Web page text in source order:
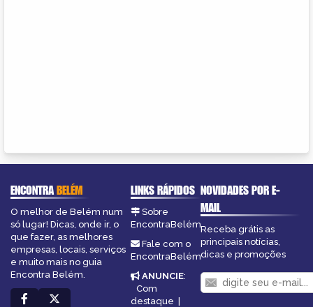
ENCONTRABELÉM
O melhor de Belém num
só lugar! Dicas, onde ir, o
que fazer, as melhores
empresas, locais, serviços
e muito mais no guia
Encontra Belém.
LINKS RÁPIDOS
Sobre
EncontraBelém
Fale com o
EncontraBelém
ANUNCIE:
Com
destaque |
NOVIDADES POR E-
MAIL
Receba grátis as
principais notícias,
dicas e promoções